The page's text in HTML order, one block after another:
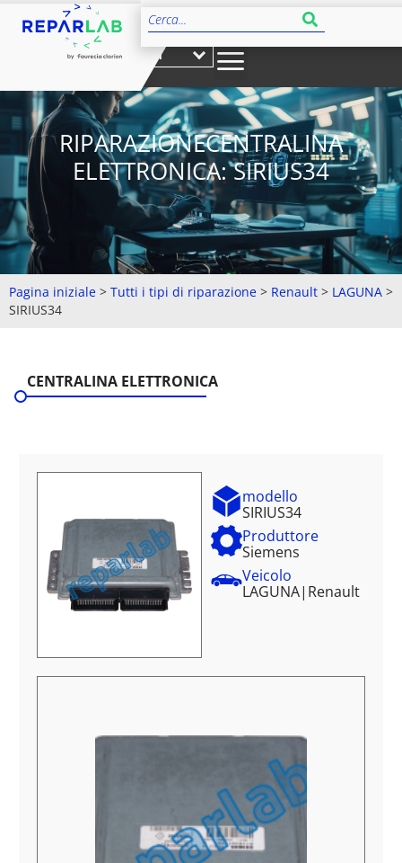
IT
RIPARAZIONECENTRALINA
ELETTRONICA: SIRIUS34
Pagina iniziale > Tutti i tipi di riparazione > Renault > LAGUNA >
SIRIUS34
CENTRALINA ELETTRONICA
modello
SIRIUS34
Produttore
Siemens
Veicolo
LAGUNA| Renault